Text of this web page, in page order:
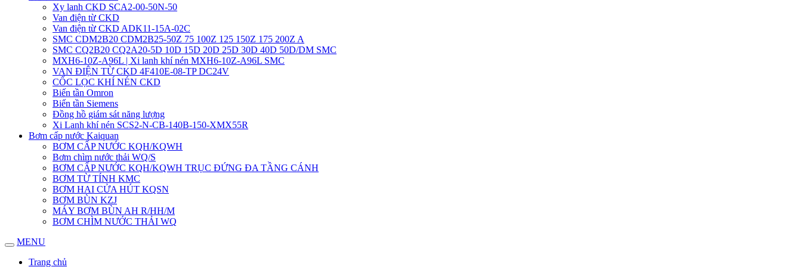
Xy lanh CKD SCA2-00-50N-50
Van điện từ CKD
Van điện từ CKD ADK11-15A-02C
SMC CDM2B20 CDM2B25-50Z 75 100Z 125 150Z 175 200Z A
SMC CQ2B20 CQ2A20-5D 10D 15D 20D 25D 30D 40D 50D/DM SMC
MXH6-10Z-A96L | Xi lanh khí nén MXH6-10Z-A96L SMC
VAN ĐIỆN TỪ CKD 4F410E-08-TP DC24V
CỐC LỌC KHÍ NÉN CKD
Biến tần Omron
Biến tần Siemens
Đồng hồ giám sát năng lượng
Xi Lanh khí nén SCS2-N-CB-140B-150-XMX55R
Bơm cấp nước Kaiquan
BƠM CẤP NƯỚC KQH/KQWH
Bơm chìm nước thải WQ/S
BƠM CẤP NƯỚC KQH/KQWH TRỤC ĐỨNG ĐA TẦNG CÁNH
BƠM TỪ TÍNH KMC
BƠM HAI CỬA HÚT KQSN
BƠM BÙN KZJ
MÁY BƠM BÙN AH R/HH/M
BƠM CHÌM NƯỚC THẢI WQ
MENU
Trang chủ